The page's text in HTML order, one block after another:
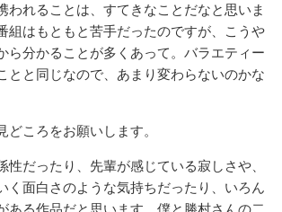
われることは、すてきなことだなと思いま
組はもともと苦手だったのですが、こうや
ら分かることが多くあって。バラエティー
とと同じなので、あまり変わらないのかな
どころをお願いします。
だったり、先輩が感じている寂しさや、
く面白さのような気持ちだったり、いろん